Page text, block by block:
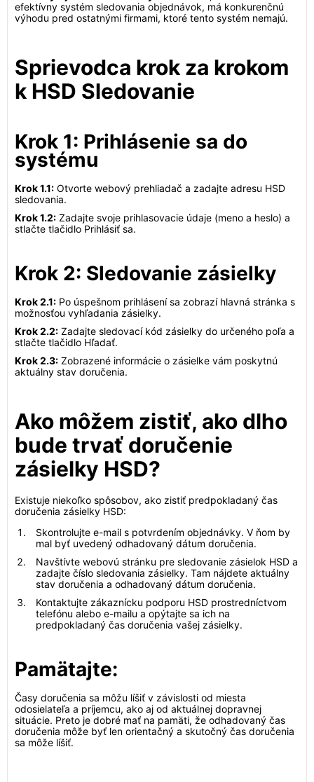
efektívny systém sledovania objednávok, má konkurenčnú
výhodu pred ostatnými firmami, ktoré tento systém nemajú.
Sprievodca krok za krokom
k HSD Sledovanie
Krok 1: Prihlásenie sa do
systému
Krok 1.1: Otvorte webový prehliadač a zadajte adresu HSD
sledovania.
Krok 1.2: Zadajte svoje prihlasovacie údaje (meno a heslo) a
stlačte tlačidlo Prihlásiť sa.
Krok 2: Sledovanie zásielky
Krok 2.1: Po úspešnom prihlásení sa zobrazí hlavná stránka s
možnosťou vyhľadania zásielky.
Krok 2.2: Zadajte sledovací kód zásielky do určeného poľa a
stlačte tlačidlo Hľadať.
Krok 2.3: Zobrazené informácie o zásielke vám poskytnú
aktuálny stav doručenia.
Ako môžem zistiť, ako dlho
bude trvať doručenie
zásielky HSD?
Existuje niekoľko spôsobov, ako zistiť predpokladaný čas
doručenia zásielky HSD:
Skontrolujte e-mail s potvrdením objednávky. V ňom by
mal byť uvedený odhadovaný dátum doručenia.
Navštívte webovú stránku pre sledovanie zásielok HSD a
zadajte číslo sledovania zásielky. Tam nájdete aktuálny
stav doručenia a odhadovaný dátum doručenia.
Kontaktujte zákaznícku podporu HSD prostredníctvom
telefónu alebo e-mailu a opýtajte sa ich na
predpokladaný čas doručenia vašej zásielky.
Pamätajte:
Časy doručenia sa môžu líšiť v závislosti od miesta
odosielateľa a príjemcu, ako aj od aktuálnej dopravnej
situácie. Preto je dobré mať na pamäti, že odhadovaný čas
doručenia môže byť len orientačný a skutočný čas doručenia
sa môže líšiť.